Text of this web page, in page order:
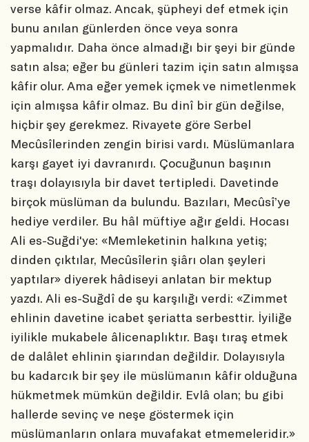
verse kâfir olmaz. Ancak, şüpheyi def etmek için
bunu anılan günlerden önce veya sonra
yapmalıdır. Daha önce almadığı bir şeyi bir günde
satın alsa; eğer bu günleri tazim için satın almışsa
kâfir olur. Ama eğer yemek içmek ve nimetlenmek
için almışsa kâfir olmaz. Bu dinî bir gün değilse,
hiçbir şey gerekmez. Rivayete göre Serbel
Mecûsîlerinden zengin birisi vardı. Müslümanlara
karşı gayet iyi davranırdı. Çocuğunun başının
traşı dolayısıyla bir davet tertipledi. Davetinde
birçok müslüman da bulundu. Bazıları, Mecûsî’ye
hediye verdiler. Bu hâl müftiye ağır geldi. Hocası
Ali es-Suğdi'ye: «Memleketinin halkına yetiş;
dinden çıktılar, Mecûsîlerin şiârı olan şeyleri
yaptılar» diyerek hâdiseyi anlatan bir mektup
yazdı. Ali es-Suğdî de şu karşılığı verdi: «Zimmet
ehlinin davetine icabet şeriatta serbesttir. İyiliğe
iyilikle mukabele âlicenaplıktır. Başı tıraş etmek
de dalâlet ehlinin şiarından değildir. Dolayısıyla
bu kadarcık bir şey ile müslümanın kâfir olduğuna
hükmetmek mümkün değildir. Evlâ olan; bu gibi
hallerde sevinç ve neşe göstermek için
müslümanların onlara muvafakat etmemeleridir.»